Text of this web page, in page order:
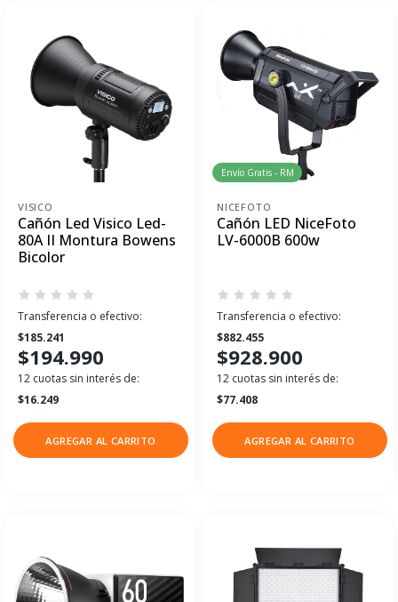
VISICO
Cañón Led Visico Led-
80A II Montura Bowens
Bicolor
Transferencia o efectivo:
$185.241
$194.990
12 cuotas sin interés de:
$16.249
AGREGAR AL CARRITO
Envío Gratis - RM
NICEFOTO
Cañón LED NiceFoto
LV-6000B 600w
Transferencia o efectivo:
$882.455
$928.900
12 cuotas sin interés de:
$77.408
AGREGAR AL CARRITO